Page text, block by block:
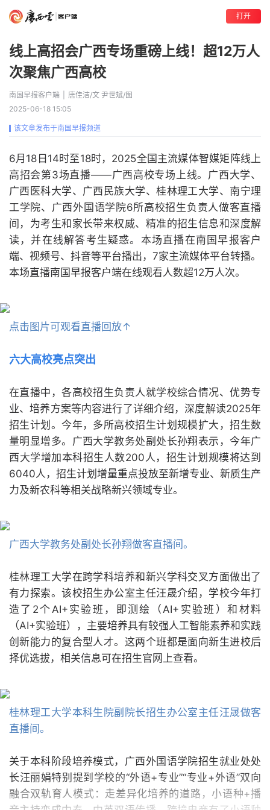
打开
线上高招会广西专场重磅上线！超12万人
次聚焦广西高校
南国早报客户端
唐佳洁/文 尹世斌/图
2025-06-18 15:05
该文章发布于南国早报频道
6月18日 14时至18时，2025全国主流媒体智媒矩阵线上
高招会第3场直播——广西高校专场上线。广西大学、
广西医科大学、广西民族大学、桂林理工大学、南宁理
工学院、广西外国语学院6所高校招生负责人做客直播
间，为考生和家长带来权威、精准的招生信息和深度解
读，并在线解答考生疑惑。本场直播在南国早报客户
端、视频号、抖音等平台播出，7家主流媒体平台转播。
本场直播南国早报客户端在线观看人数超12万人次。
点击图片可观看直播回放↑
六大高校亮点突出
在直播中，各高校招生负责人就学校综合情况、优势专
业、培养方案等内容进行了详细介绍，深度解读2025年
招生计划。今年，多所高校招生计划规模扩大，招生数
量明显增多。广西大学教务处副处长孙翔表示，今年广
西大学增加本科招生人数200人，招生计划规模将达到
6040人，招生计划增量重点投放至新增专业、新质生产
力及新农科等相关战略新兴领域专业。
广西大学教务处副处长孙翔做客直播间。
桂林理工大学在跨学科培养和新兴学科交叉方面做出了
有力探索。该校招生办公室主任汪晟介绍，学校今年打
造了2个AI+实验班，即测绘（AI+实验班）和材料
（AI+实验班），主要培养具有较强人工智能素养和实践
创新能力的复合型人才。这两个班都是面向新生进校后
择优选拔，相关信息可在招生官网上查看。
桂林理工大学本科生院副院长招生办公室主任汪晟做客
直播间。
关于本科阶段培养模式，广西外国语学院招生就业处处
长汪丽娟特别提到学校的“外语+专业”“专业+外语”双向
融合双轨育人模式：走差异化培养的道路，小语种+播